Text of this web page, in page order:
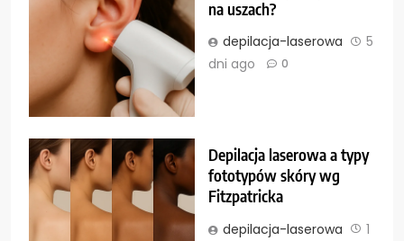
na uszach?
depilacja-laserowa
5
dni ago
0
Depilacja laserowa a typy
fototypów skóry wg
Fitzpatricka
depilacja-laserowa
1